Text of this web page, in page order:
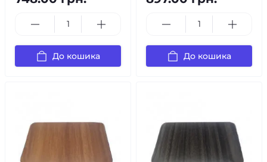
До кошика До кошика